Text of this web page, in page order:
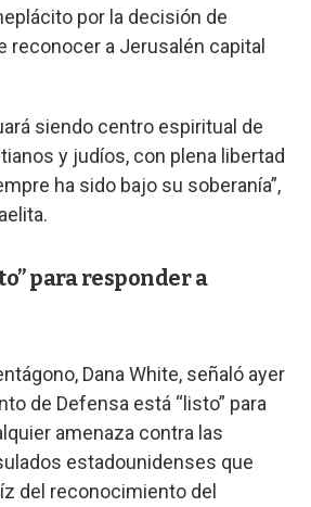
por la decisión de
reconocer a Jerusalén capital
siendo centro espiritual de
y judíos, con plena libertad
ha sido bajo su soberanía”,
para responder a
Dana White, señaló ayer
de Defensa está “listo” para
amenaza contra las
estadounidenses que
del reconocimiento del